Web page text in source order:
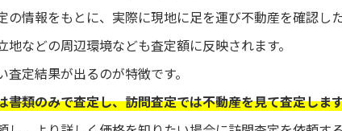
の情報をもとに、実際に現地に足を運び不動産を確認し
などの周辺環境なども査定額に反映されます。
定結果が出るのが特徴です。
書類のみで査定し、訪問査定では不動産を見て査定しま